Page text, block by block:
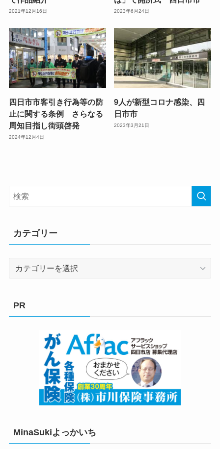
2021年12月16日 2023年6月24日
四日市市客引き行為等の防
止に関する条例 さらなる
周知目指し街頭啓発
2024年12月4日
9人が新型コロナ感染、四
日市市
2023年3月21日
カテゴリー
PR
MinaSukiよっかいち